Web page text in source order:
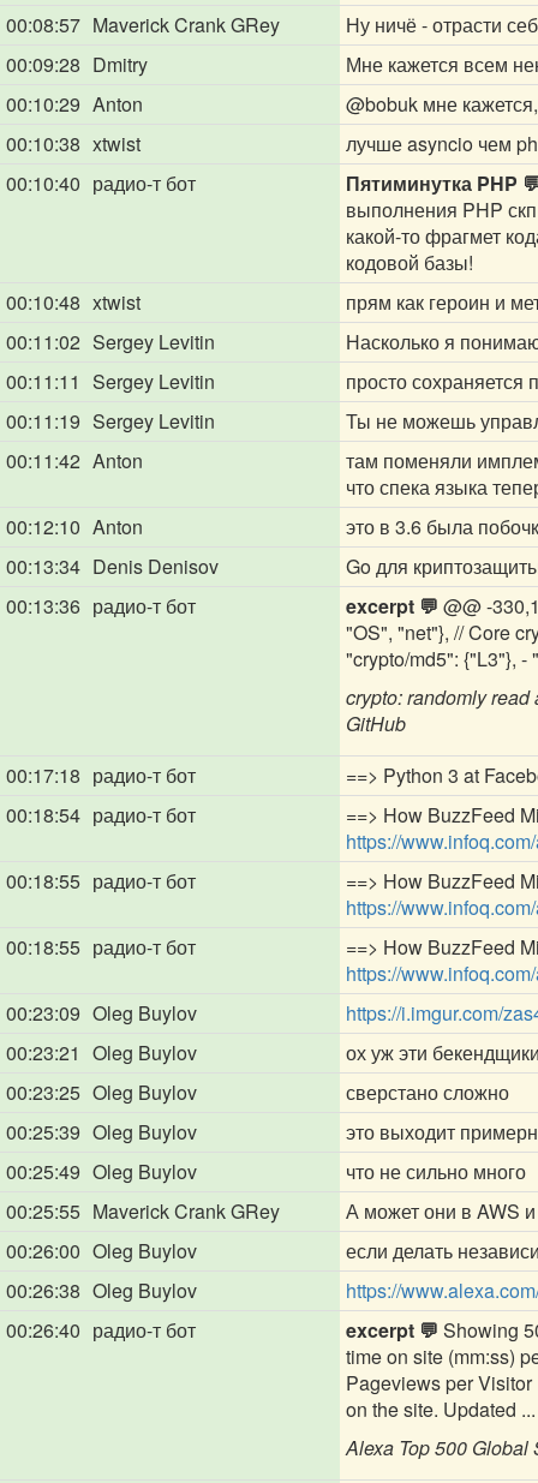
00:08:57 Maverick Crank GRey
Ну ничё - отрасти
00:09:28 Dmitry
Мне кажется всем
00:10:29 Anton @bobuk мне
00:10:38 xtwist
лучше asyncio чем
00:10:40 радио-т бот
Пятиминутка PHP
выполнения PHP
какой-то фрагмет
кодовой базы!
00:10:48 xtwist
прям как героин и
00:11:02 Sergey Levitin
Насколько я
00:11:11 Sergey Levitin
просто сохраняется
00:11:19 Sergey Levitin
Ты не можешь
00:11:42 Anton
там поменяли
что спека языка
00:12:10 Anton
это в 3.6 была
00:13:34 Denis Denisov
Go для
00:13:36 радио-т бот excerpt 💬 @@ -
"OS", "net"}, // Core
"crypto/md5": {"L3"}, -
crypto: randomly read
GitHub
00:17:18 радио-т бот
==> Python 3 at
00:18:54 радио-т бот
==> How BuzzFeed
https://
00:18:55 радио-т бот
==> How BuzzFeed
https://
00:18:55 радио-т бот
==> How BuzzFeed
https://
00:23:09 Oleg Buylov
https://i.imgur.com/
00:23:21 Oleg Buylov
ох уж эти
00:23:25 Oleg Buylov
сверстано сложно
00:25:39 Oleg Buylov
это выходит
00:25:49 Oleg Buylov
что не сильно много
00:25:55 Maverick Crank GRey
А может они в AWS
00:26:00 Oleg Buylov
если делать
00:26:38 Oleg Buylov
https://
00:26:40 радио-т бот excerpt 💬 Showing
time on site (mm:ss)
Pageviews per
on the site. Updated ...
Alexa Top 500 Global